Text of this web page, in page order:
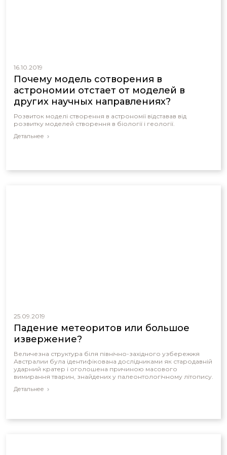
16.10.2019
Почему модель сотворения в
астрономии отстает от моделей в
других научных направлениях?
Розвиток моделі створення в астрономії відставав від
розвитку моделей створення в біології і геології.
Детальнее
25.09.2019
Падение метеоритов или большое
извержение?
Величезна структура біля північно-західного узбережжя
Австралии була ідентифікована дослідниками як стародавній
ударний кратер і оголошена причиною масового
вимирання тварин, знайдених у палеонтологічному літопису.
Детальнее